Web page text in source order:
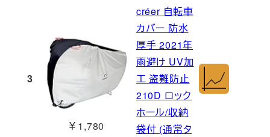
3
￥1,780
créer 自転車
カバー 防水
厚手 2021年
雨避け UV加
工 盗難防止
210D ロック
ホール/収納
袋付 (通常タ